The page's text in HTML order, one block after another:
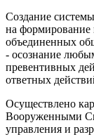
Создание
на формирование
объединенных
- осознание
превентивных
ответных
Осуществлено
Вооруженными
управления и